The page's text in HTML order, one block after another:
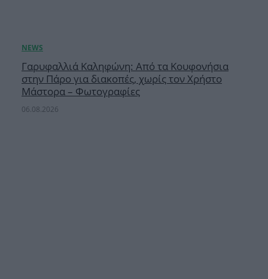
Γαρυφαλλιά Καληφώνη: Από τα Κουφονήσια
στην Πάρο για διακοπές, χωρίς τον Χρήστο
Μάστορα – Φωτογραφίες
06.08.2026